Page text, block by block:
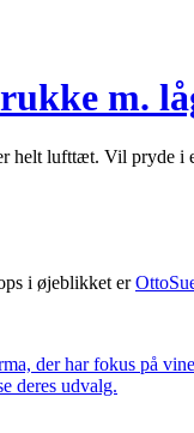
m.
helt lufttæt. Vil pryde i
i øjeblikket er
der har fokus på
deres udvalg.